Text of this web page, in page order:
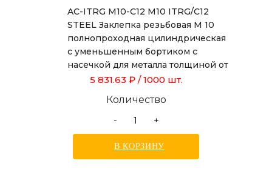
AC-ITRG M10-C12 M10 ITRG/C12
STEEL Заклепка резьбовая М 10
полнопроходная цилиндрическая
с уменьшенным бортиком с
насечкой для металла толщиной от
1,0 до 3,5 мм, длиной 19,0 мм
5 831.63 ₽ / 1000 шт.
Количество
-
+
В КОРЗИНУ